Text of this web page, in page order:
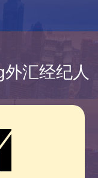
汇经纪人